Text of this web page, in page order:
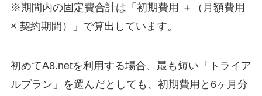
※期間内の固定費合計は「初期費用 ＋（月額費用
× 契約期間）」で算出しています。
初めてA8.netを利用する場合、最も短い「トライア
ルプラン」を選んだとしても、初期費用と6ヶ月分